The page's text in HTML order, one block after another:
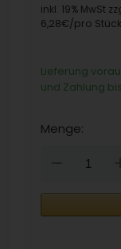
inkl. 19% MwSt
6,28€/pro Stück
Lieferung
und Zahlung
Menge:
Down